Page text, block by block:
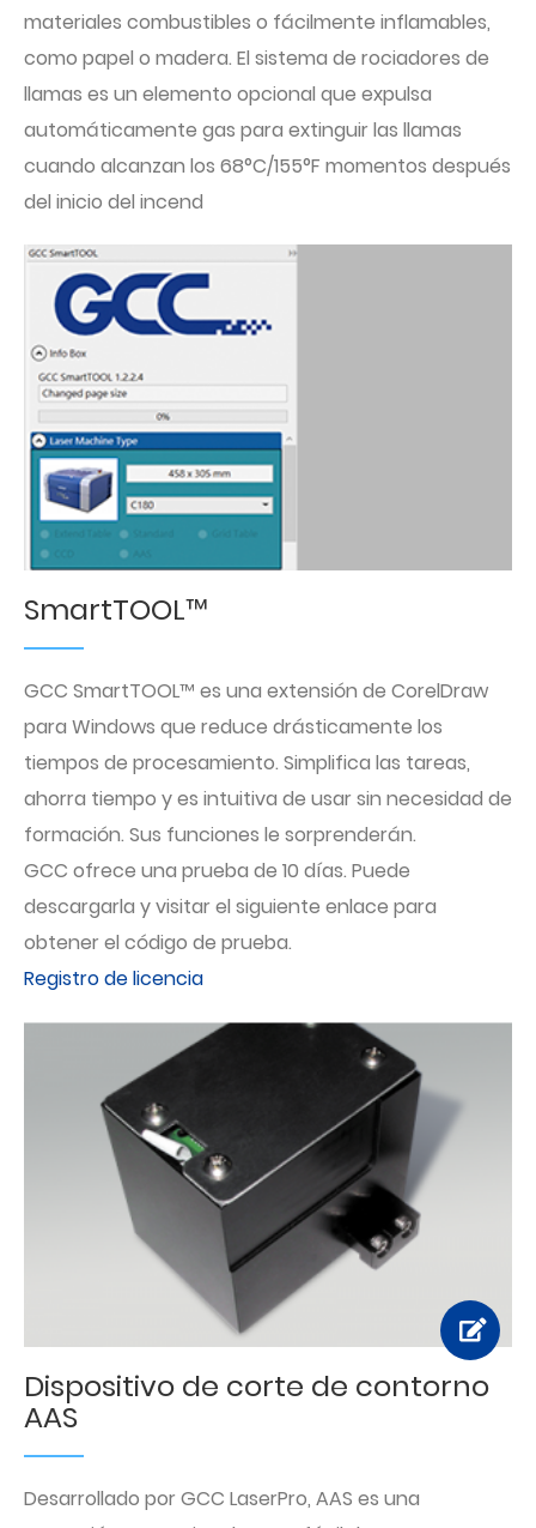
materiales combustibles o fácilmente inflamables,
como papel o madera. El sistema de rociadores de
llamas es un elemento opcional que expulsa
automáticamente gas para extinguir las llamas
cuando alcanzan los 68°C/155°F momentos después
del inicio del incend
SmartTOOL™
GCC SmartTOOL™ es una extensión de CorelDraw
para Windows que reduce drásticamente los
tiempos de procesamiento. Simplifica las tareas,
ahorra tiempo y es intuitiva de usar sin necesidad de
formación. Sus funciones le sorprenderán.
GCC ofrece una prueba de 10 días. Puede
descargarla y visitar el siguiente enlace para
obtener el código de prueba.
Registro de licencia
Dispositivo de corte de contorno
AAS
Desarrollado por GCC LaserPro, AAS es una